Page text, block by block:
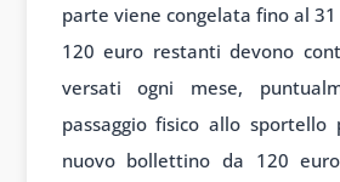
parte viene congelata fino al
120 euro restanti devono
versati ogni mese,
passaggio fisico allo
nuovo bollettino da 120